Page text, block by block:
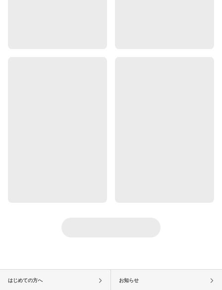
はじめての方へ お知らせ